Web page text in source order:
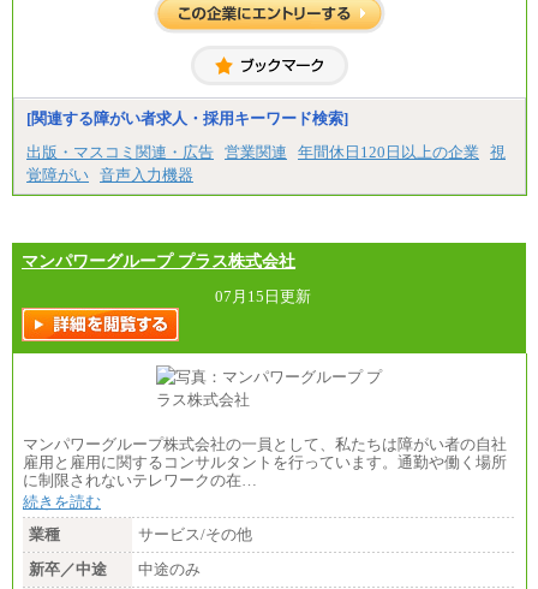
[関連する障がい者求人・採用キーワード検索]
出版・マスコミ関連・広告 営業関連 年間休日120日以上の企業
視
覚障がい 音声入力機器
マンパワーグループ プラス株式会社
07月15日更新
マンパワーグループ株式会社の一員として、私たちは障がい者の自社
雇用と雇用に関するコンサルタントを行っています。通勤や働く場所
に制限されないテレワークの在…
続きを読む
業種
サービス/その他
新卒／中途
中途のみ